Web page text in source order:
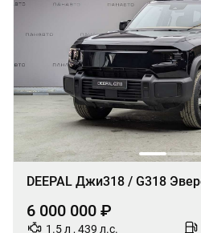
DEEPAL Джи318 / G318
6 000 000 ₽
1.5 л , 439 л.с.